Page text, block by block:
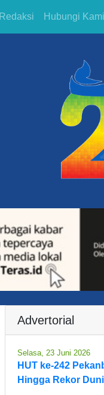
Redaksi Hubungi Kami
Advertorial
Selasa, 23 Juni 2026
HUT ke-242
Hingga Rekor